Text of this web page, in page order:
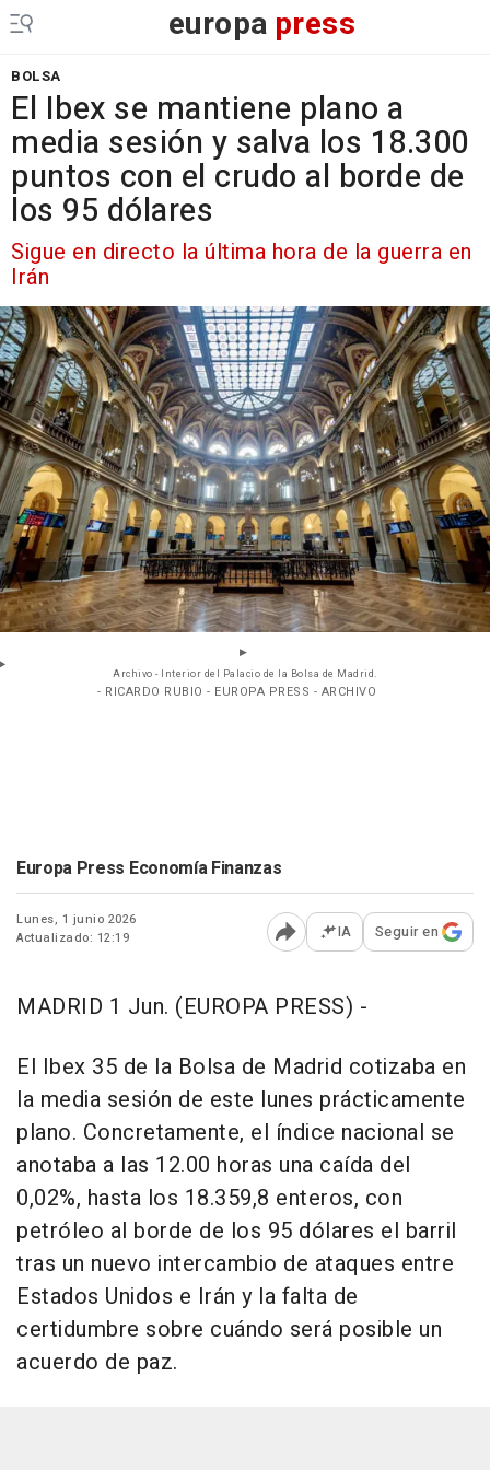
europa press
BOLSA
El Ibex se mantiene plano a
media sesión y salva los 18.300
puntos con el crudo al borde de
los 95 dólares
Sigue en directo la última hora de la guerra en
Irán
Archivo - Interior del Palacio de la Bolsa de Madrid.
- RICARDO RUBIO - EUROPA PRESS - ARCHIVO
Europa Press Economía Finanzas
Lunes, 1 junio 2026
Actualizado: 12:19
Abrir opciones para
IA Seguir en
MADRID 1 Jun. (EUROPA PRESS) -
El Ibex 35 de la Bolsa de Madrid cotizaba en
la media sesión de este lunes prácticamente
plano. Concretamente, el índice nacional se
anotaba a las 12.00 horas una caída del
0,02%, hasta los 18.359,8 enteros, con
petróleo al borde de los 95 dólares el barril
tras un nuevo intercambio de ataques entre
Estados Unidos e Irán y la falta de
certidumbre sobre cuándo será posible un
acuerdo de paz.